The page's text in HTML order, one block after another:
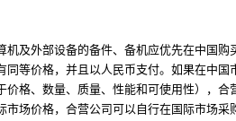
及外部设备的备件、备机应优先在中国购
等价格，并且以人民币支付。如果在中国
格、数量、质量、性能和可使用性），合
场价格，合营公司可以自行在国际市场采